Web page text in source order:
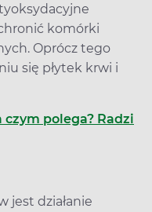
komórki
Oprócz tego
się płytek krwi i
czym polega? Radzi
jest działanie